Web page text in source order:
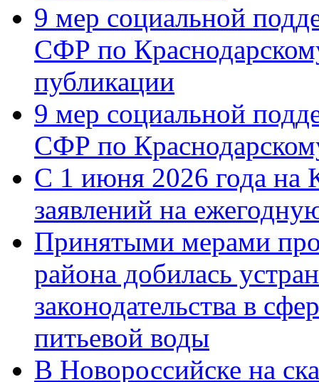
9 мер социальной
СФР по
публикации
9 мер социальной
СФР по
С 1 июня 2026 года на
заявлений на
Принятыми мерами
района добилась
законодательства в
питьевой воды
В Новороссийске на